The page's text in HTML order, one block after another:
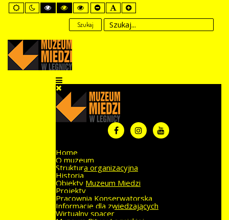
Default
mode
Night
mode
High
Contrast
mode
High
Contrast
Black
Yellow
mode
High
Contrast
Yellow
Black
mode
Set
Smaller
Font
Set
Default
Font
Set
Larger
Font
Szukaj
Home
O muzeum
Struktura organizacyjna
Historia
Obiekty Muzeum Miedzi
Projekty
Pracownia Konserwatorska
Informacje dla zwiedzających
Wirtualny spacer